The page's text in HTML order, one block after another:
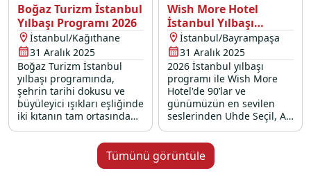
Boğaz Turizm İstanbul
Yılbaşı Programı 2026
İstanbul/Kağıthane
31 Aralık 2025
Boğaz Turizm İstanbul
yılbaşı programında,
şehrin tarihi dokusu ve
büyüleyici ışıkları eşliğinde
iki kıtanın tam ortasında
unutulmaz bir geceye
davetlisiniz. Modern
teknemizin konforlu
atmosferinde, canlı DJ
Wish More Hotel
İstanbul Yılbaşı
Programı 2026
İstanbul/Bayrampaşa
31 Aralık 2025
2026 İstanbul yılbaşı
programı ile Wish More
Hotel'de 90’lar ve
günümüzün en sevilen
seslerinden Uhde Seçil, Ali
Güven ve Gül Çetin’in canlı
performanslarıyla renkli
bir 31 Aralık 2025 gecesi
sizi bekliyor.
Tümünü görüntüle